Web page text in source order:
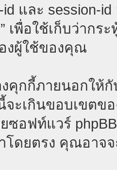
id และ session-
เพื่อใช้เก็บว่าก
งผู้ใช้ของคุณ
งคุกกี้ภายนอกให้
จะเกินขอบเขตข
ซอฟท์แวร์
โดยตรง คุณอาจ